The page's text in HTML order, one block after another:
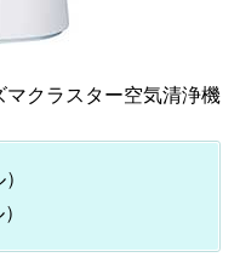
マクラスター空気清浄機